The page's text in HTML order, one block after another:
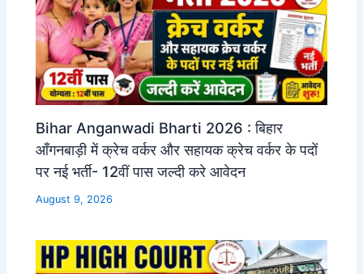
Bihar Anganwadi Bharti 2026 : बिहार
आँगनबाड़ी में क्रेच वर्कर और सहायक क्रेच वर्कर के पदों
पर नई भर्ती- 12वीं पास जल्दी करे आवेदन
August 9, 2026